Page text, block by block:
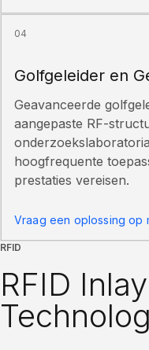
04
Golfgeleider en
Geavanceerde
aangepaste RF-
hoogfrequente
prestaties vereisen.
Vraag een oplossing op
RFID
RFID Inlay